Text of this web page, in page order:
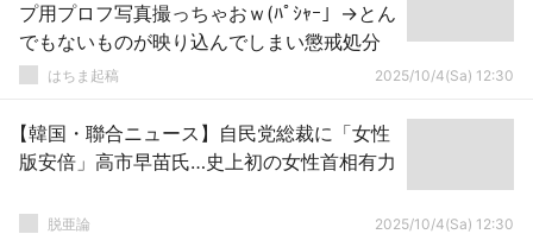
プ用プロフ写真撮っちゃおｗ(ﾊﾟｼｬｰ」→とん
でもないものが映り込んでしまい懲戒処分
はちま起稿 2025/10/4(Sa) 12:30
【韓国・聯合ニュース】自民党総裁に「女性
版安倍」高市早苗氏…史上初の女性首相有力
脱亜論 2025/10/4(Sa) 12:30